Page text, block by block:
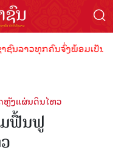
ນລາວທຸກຄົນຈົ່ງພ້ອມເປັນເ
ຫຼັງແຜ່ນດິນໄຫວ
ມຟື້ນຟູ